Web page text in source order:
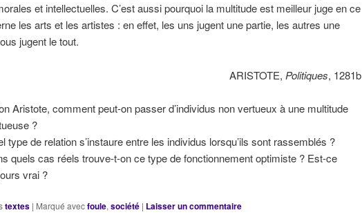
et intellectuelles. C’est aussi pourquoi la multitude est meilleur juge en ce
les arts et les artistes : en effet, les uns jugent une partie, les autres une
jugent le tout.
ARISTOTE, Politiques, 1281b
Aristote, comment peut-on passer d’individus non vertueux à une multitude
?
type de relation s’instaure entre les individus lorsqu’ils sont rassemblés ?
quels cas réels trouve-t-on ce type de fonctionnement optimiste ? Est-ce
vrai ?
textes | Marqué avecfoule,société | Laisser un commentaire